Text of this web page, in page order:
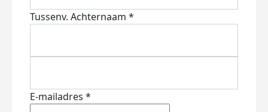
Tussenv. Achternaam *
E-mailadres *